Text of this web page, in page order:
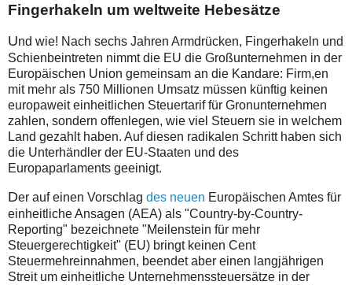
Fingerhakeln um weltweite Hebesätze
Und wie! Nach sechs Jahren Armdrücken, Fingerhakeln und
Schienbeintreten nimmt die EU die Großunternehmen in der
Europäischen Union gemeinsam an die Kandare: Firm,en
mit mehr als 750 Millionen Umsatz müssen künftig keinen
europaweit einheitlichen Steuertarif für Gronunternehmen
zahlen, sondern offenlegen, wie viel Steuern sie in welchem
Land gezahlt haben. Auf diesen radikalen Schritt haben sich
die Unterhändler der EU-Staaten und des
Europaparlaments geeinigt.
Der auf einen Vorschlag des neuen Europäischen Amtes für
einheitliche Ansagen (AEA) als "Country-by-Country-
Reporting" bezeichnete "Meilenstein für mehr
Steuergerechtigkeit" (EU) bringt keinen Cent
Steuermehreinnahmen, beendet aber einen langjährigen
Streit um einheitliche Unternehmenssteuersätze in der